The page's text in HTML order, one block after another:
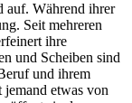
auf. Während ihrer
Seit mehreren
ihre
und Scheiben sind
und ihrem
etwas von